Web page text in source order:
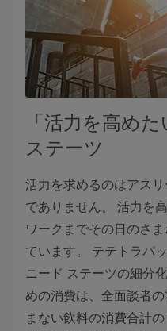
「活力を高め
ステーツ
活力を求めるのはアス
でありません。 活力を
ワークまでその日のさ
ています。 テテトラパ
ニード ステーツの細分
めの消費は、全面談者
まない飲料の消費合計